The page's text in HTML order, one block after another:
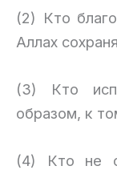
(2) Кто
Аллах
(3) Кто
образом, к
(4) Кто не